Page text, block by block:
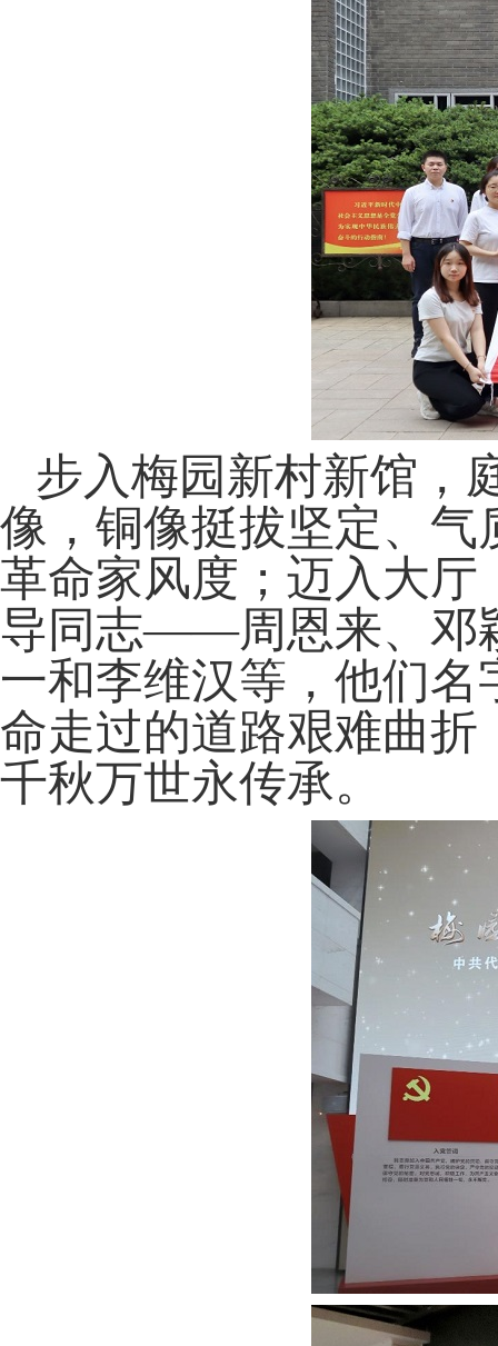
步入梅园新村新馆，
像，铜像挺拔坚定、
革命家风度；迈入大
导同志——周恩来、邓
一和李维汉等 ，他们
命走过的道路艰难曲
千秋万世永传承。